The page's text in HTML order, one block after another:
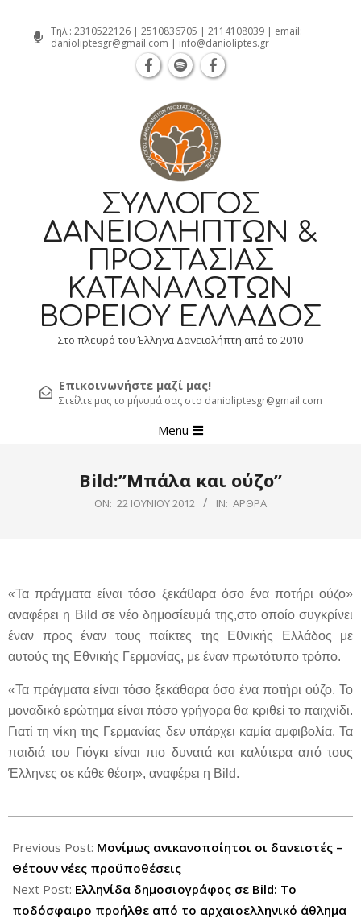
Τηλ.: 2310522126 | 2510836705 | 2114108039 | email:
danioliptesgr@gmail.com | info@danioliptes.gr
ΣΎΛΛΟΓΟΣ
ΔΑΝΕΙΟΛΗΠΤΏΝ &
ΠΡΟΣΤΑΣΊΑΣ
ΚΑΤΑΝΑΛΩΤΏΝ
ΒΟΡΕΊΟΥ ΕΛΛΆΔΟΣ
Στο πλευρό του Έλληνα Δανειολήπτη από το 2010
Επικοινωνήστε μαζί μας!
Στείλτε μας το μήνυμά σας στο danioliptesgr@gmail.com
Navigation
Menu
Βild:”Μπάλα και ούζο”
ON: 22 ΙΟΥΝΊΟΥ 2012 IN: ΆΡΘΡΑ
«Τα πράγματα είναι τόσο ξεκάθαρα όσο ένα ποτήρι ούζο»
αναφέρει η Bild σε νέο δημοσίευμά της,στο οποίο συγκρίνει
έναν προς έναν τους παίκτες της Εθνικής Ελλάδος με
αυτούς της Εθνικής Γερμανίας, με έναν πρωτότυπο τρόπο.
«Τα πράγματα είναι τόσο ξεκάθαρα όσο ένα ποτήρι ούζο. Το
μοναδικό ερώτημα είναι πόσο γρήγορα θα κριθεί το παιχνίδι.
Γιατί τη νίκη της Γερμανίας δεν υπάρχει καμία αμφιβολία. Τα
παιδιά του Γιόγκι είναι πιο δυνατά και καλύτερα από τους
Έλληνες σε κάθε θέση», αναφέρει η Bild.
06-
22
Previous Post: Μονίμως ανικανοποίητοι οι δανειστές –
Θέτουν νέες προϋποθέσεις
Next Post: Ελληνίδα δημοσιογράφος σε Bild: Το
ποδόσφαιρο προήλθε από το αρχαιοελληνικό άθλημα